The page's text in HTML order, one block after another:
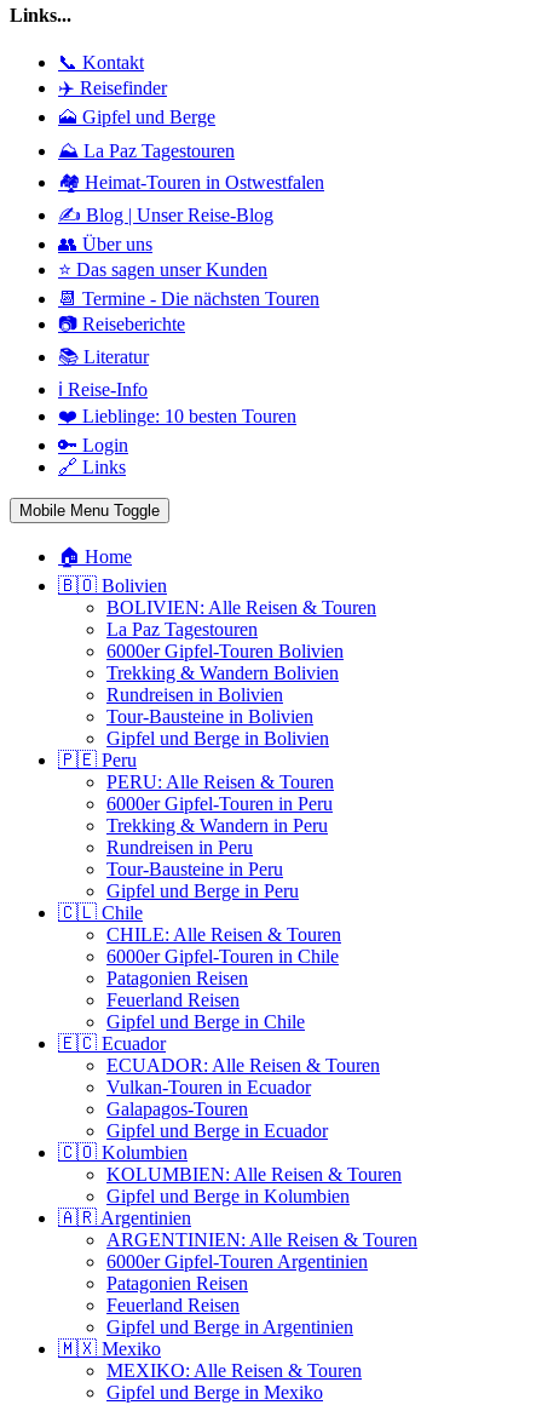
Links...
📞 Kontakt
✈️ Reisefinder
🗻 Gipfel und Berge
⛰️ La Paz Tagestouren
🏘️ Heimat-Touren in Ostwestfalen
✍️ Blog | Unser Reise-Blog
👥 Über uns
⭐ Das sagen unser Kunden
📆 Termine - Die nächsten Touren
📷 Reiseberichte
📚 Literatur
ℹ️ Reise-Info
❤️ Lieblinge: 10 besten Touren
🔑 Login
🔗 Links
Mobile Menu Toggle
🏠 Home
🇧🇴 Bolivien
BOLIVIEN: Alle Reisen & Touren
La Paz Tagestouren
6000er Gipfel-Touren Bolivien
Trekking & Wandern Bolivien
Rundreisen in Bolivien
Tour-Bausteine in Bolivien
Gipfel und Berge in Bolivien
🇵🇪 Peru
PERU: Alle Reisen & Touren
6000er Gipfel-Touren in Peru
Trekking & Wandern in Peru
Rundreisen in Peru
Tour-Bausteine in Peru
Gipfel und Berge in Peru
🇨🇱 Chile
CHILE: Alle Reisen & Touren
6000er Gipfel-Touren in Chile
Patagonien Reisen
Feuerland Reisen
Gipfel und Berge in Chile
🇪🇨 Ecuador
ECUADOR: Alle Reisen & Touren
Vulkan-Touren in Ecuador
Galapagos-Touren
Gipfel und Berge in Ecuador
🇨🇴 Kolumbien
KOLUMBIEN: Alle Reisen & Touren
Gipfel und Berge in Kolumbien
🇦🇷 Argentinien
ARGENTINIEN: Alle Reisen & Touren
6000er Gipfel-Touren Argentinien
Patagonien Reisen
Feuerland Reisen
Gipfel und Berge in Argentinien
🇲🇽 Mexiko
MEXIKO: Alle Reisen & Touren
Gipfel und Berge in Mexiko